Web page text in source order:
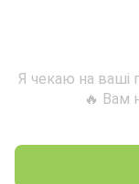
Я чекаю на ваші
🔥 Вам